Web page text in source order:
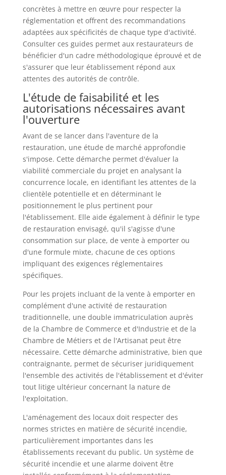
concrètes à mettre en œuvre pour respecter la
réglementation et offrent des recommandations
adaptées aux spécificités de chaque type d'activité.
Consulter ces guides permet aux restaurateurs de
bénéficier d'un cadre méthodologique éprouvé et de
s'assurer que leur établissement répond aux
attentes des autorités de contrôle.
L'étude de faisabilité et les
autorisations nécessaires avant
l'ouverture
Avant de se lancer dans l'aventure de la
restauration, une étude de marché approfondie
s'impose. Cette démarche permet d'évaluer la
viabilité commerciale du projet en analysant la
concurrence locale, en identifiant les attentes de la
clientèle potentielle et en déterminant le
positionnement le plus pertinent pour
l'établissement. Elle aide également à définir le type
de restauration envisagé, qu'il s'agisse d'une
consommation sur place, de vente à emporter ou
d'une formule mixte, chacune de ces options
impliquant des exigences réglementaires
spécifiques.
Pour les projets incluant de la vente à emporter en
complément d'une activité de restauration
traditionnelle, une double immatriculation auprès
de la Chambre de Commerce et d'Industrie et de la
Chambre de Métiers et de l'Artisanat peut être
nécessaire. Cette démarche administrative, bien que
contraignante, permet de sécuriser juridiquement
l'ensemble des activités de l'établissement et d'éviter
tout litige ultérieur concernant la nature de
l'exploitation.
L'aménagement des locaux doit respecter des
normes strictes en matière de sécurité incendie,
particulièrement importantes dans les
établissements recevant du public. Un système de
sécurité incendie et une alarme doivent être